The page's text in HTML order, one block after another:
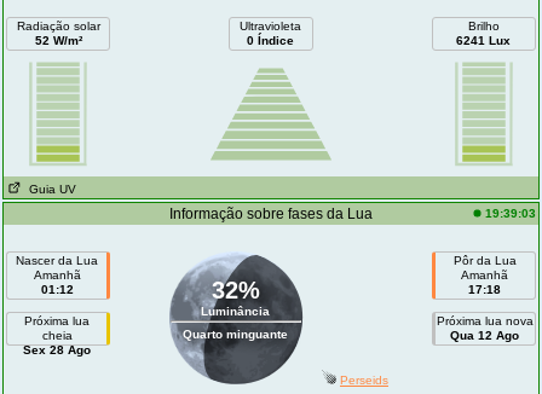
Radiação solar
52 W/m²
Ultravioleta
0 Índice
Brilho
6241 Lux
Guia UV
Informação sobre fases da Lua 19:39:03
Nascer da Lua
Amanhã
01:12
Próxima lua
cheia
Sex 28 Ago
32%
Luminância
Quarto minguante
Pôr da Lua
Amanhã
17:18
Próxima lua nova
Qua 12 Ago
Perseids